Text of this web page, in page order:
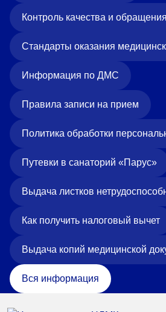
Контроль качества и обращения
Стандарты оказания
Информация по ДМС
Правила записи на прием
Политика обработки
Путевки в санаторий «Парус»
Выдача листков
Как получить налоговый вычет
Выдача копий медицинской
Вся информация